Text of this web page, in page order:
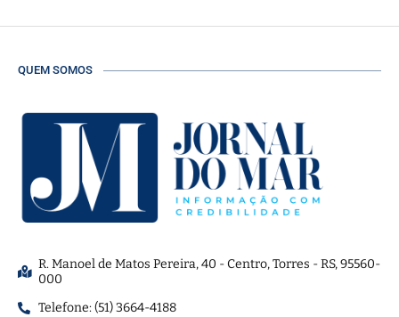
QUEM SOMOS
R. Manoel de Matos Pereira, 40 - Centro, Torres - RS, 95560-
000
Telefone: (51) 3664-4188